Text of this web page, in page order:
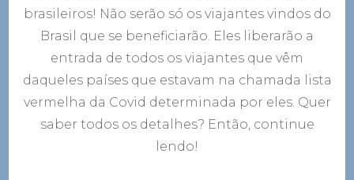
brasileiros! Não serão só os viajantes vindos do
Brasil que se beneficiarão. Eles liberarão a
entrada de todos os viajantes que vêm
daqueles países que estavam na chamada lista
vermelha da Covid determinada por eles. Quer
saber todos os detalhes? Então, continue
lendo!